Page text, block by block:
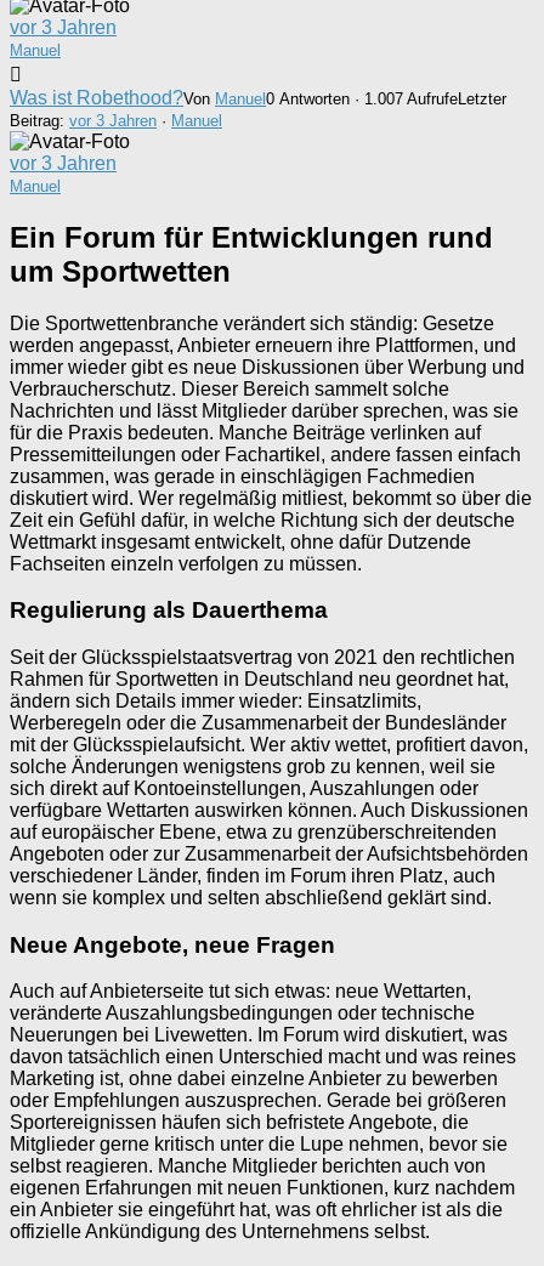
vor 3 Jahren
Manuel
Was ist Robethood?Von Manuel0 Antworten · 1.007 AufrufeLetzter
Beitrag: vor 3 Jahren · Manuel
vor 3 Jahren
Manuel
Ein Forum für Entwicklungen rund
um Sportwetten
Die Sportwettenbranche verändert sich ständig: Gesetze
werden angepasst, Anbieter erneuern ihre Plattformen, und
immer wieder gibt es neue Diskussionen über Werbung und
Verbraucherschutz. Dieser Bereich sammelt solche
Nachrichten und lässt Mitglieder darüber sprechen, was sie
für die Praxis bedeuten. Manche Beiträge verlinken auf
Pressemitteilungen oder Fachartikel, andere fassen einfach
zusammen, was gerade in einschlägigen Fachmedien
diskutiert wird. Wer regelmäßig mitliest, bekommt so über die
Zeit ein Gefühl dafür, in welche Richtung sich der deutsche
Wettmarkt insgesamt entwickelt, ohne dafür Dutzende
Fachseiten einzeln verfolgen zu müssen.
Regulierung als Dauerthema
Seit der Glücksspielstaatsvertrag von 2021 den rechtlichen
Rahmen für Sportwetten in Deutschland neu geordnet hat,
ändern sich Details immer wieder: Einsatzlimits,
Werberegeln oder die Zusammenarbeit der Bundesländer
mit der Glücksspielaufsicht. Wer aktiv wettet, profitiert davon,
solche Änderungen wenigstens grob zu kennen, weil sie
sich direkt auf Kontoeinstellungen, Auszahlungen oder
verfügbare Wettarten auswirken können. Auch Diskussionen
auf europäischer Ebene, etwa zu grenzüberschreitenden
Angeboten oder zur Zusammenarbeit der Aufsichtsbehörden
verschiedener Länder, finden im Forum ihren Platz, auch
wenn sie komplex und selten abschließend geklärt sind.
Neue Angebote, neue Fragen
Auch auf Anbieterseite tut sich etwas: neue Wettarten,
veränderte Auszahlungsbedingungen oder technische
Neuerungen bei Livewetten. Im Forum wird diskutiert, was
davon tatsächlich einen Unterschied macht und was reines
Marketing ist, ohne dabei einzelne Anbieter zu bewerben
oder Empfehlungen auszusprechen. Gerade bei größeren
Sportereignissen häufen sich befristete Angebote, die
Mitglieder gerne kritisch unter die Lupe nehmen, bevor sie
selbst reagieren. Manche Mitglieder berichten auch von
eigenen Erfahrungen mit neuen Funktionen, kurz nachdem
ein Anbieter sie eingeführt hat, was oft ehrlicher ist als die
offizielle Ankündigung des Unternehmens selbst.